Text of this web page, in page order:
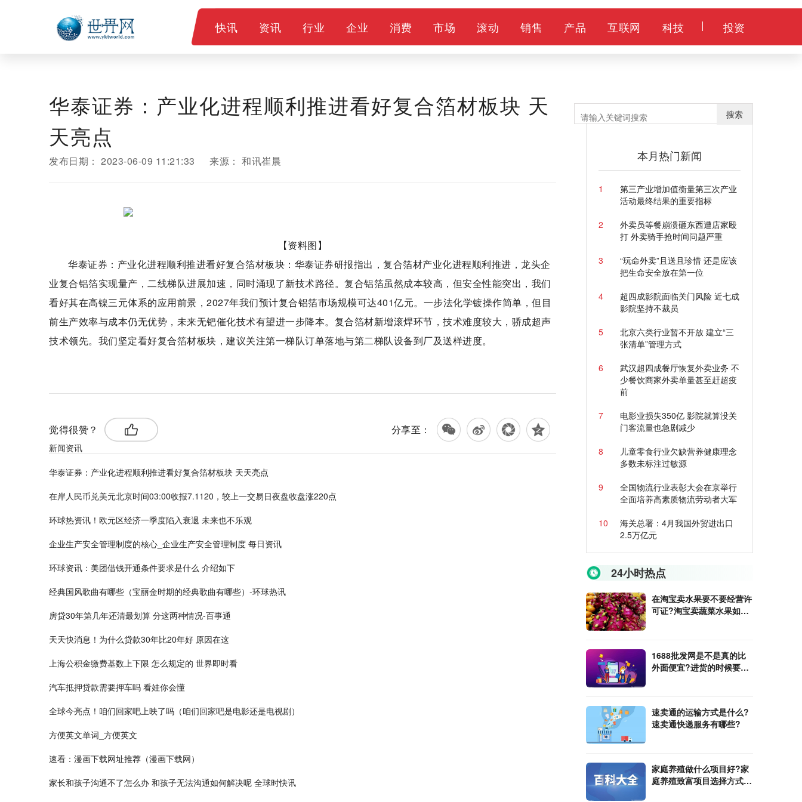
快讯 资讯 行业 企业 消费 市场 滚动 销售 产品 互联网 科技 投资
华泰证券：产业化进程顺利推进看好复合箔材板块 天
天亮点
发布日期： 2023-06-09 11:21:33 来源： 和讯崔晨
【资料图】
华泰证券：产业化进程顺利推进看好复合箔材板块：华泰证券研报指出，复合箔材产业化进程顺利推进，龙头企
业复合铝箔实现量产，二线梯队进展加速，同时涌现了新技术路径。复合铝箔虽然成本较高，但安全性能突出，我们
看好其在高镍三元体系的应用前景，2027年我们预计复合铝箔市场规模可达401亿元。一步法化学镀操作简单，但目
前生产效率与成本仍无优势，未来无钯催化技术有望进一步降本。复合箔材新增滚焊环节，技术难度较大，骄成超声
技术领先。我们坚定看好复合箔材板块，建议关注第一梯队订单落地与第二梯队设备到厂及送样进度。
觉得很赞？ 分享至：
新闻资讯
华泰证券：产业化进程顺利推进看好复合箔材板块 天天亮点
在岸人民币兑美元北京时间03:00收报7.1120，较上一交易日夜盘收盘涨220点
环球热资讯！欧元区经济一季度陷入衰退 未来也不乐观
企业生产安全管理制度的核心_企业生产安全管理制度 每日资讯
环球资讯：美团借钱开通条件要求是什么 介绍如下
经典国风歌曲有哪些（宝丽金时期的经典歌曲有哪些）-环球热讯
房贷30年第几年还清最划算 分这两种情况-百事通
天天快消息！为什么贷款30年比20年好 原因在这
上海公积金缴费基数上下限 怎么规定的 世界即时看
汽车抵押贷款需要押车吗 看娃你会懂
全球今亮点！咱们回家吧上映了吗（咱们回家吧是电影还是电视剧）
方便英文单词_方便英文
速看：漫画下载网址推荐（漫画下载网）
家长和孩子沟通不了怎么办 和孩子无法沟通如何解决呢 全球时快讯
搜索
本月热门新闻
1
第三产业增加值衡量第三次产业
活动最终结果的重要指标
2
外卖员等餐崩溃砸东西遭店家殴
打 外卖骑手抢时间问题严重
3
“玩命外卖”且送且珍惜 还是应该
把生命安全放在第一位
4
超四成影院面临关门风险 近七成
影院坚持不裁员
5
北京六类行业暂不开放 建立“三
张清单”管理方式
6
武汉超四成餐厅恢复外卖业务 不
少餐饮商家外卖单量甚至赶超疫
前
7
电影业损失350亿 影院就算没关
门客流量也急剧减少
8
儿童零食行业欠缺营养健康理念
多数未标注过敏源
9
全国物流行业表彰大会在京举行
全面培养高素质物流劳动者大军
10
海关总署：4月我国外贸进出口
2.5万亿元
24小时热点
在淘宝卖水果要不要经营许
可证?淘宝卖蔬菜水果如何
1688批发网是不是真的比
外面便宜?进货的时候要注
速卖通的运输方式是什么?
速卖通快递服务有哪些?
家庭养殖做什么项目好?家
庭养殖致富项目选择方式是